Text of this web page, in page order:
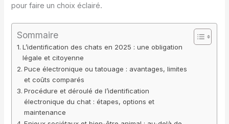
pour faire un choix éclairé.
Sommaire
L’identification des chats en 2025 : une obligation
légale et citoyenne
Puce électronique ou tatouage : avantages, limites
et coûts comparés
Procédure et déroulé de l’identification
électronique du chat : étapes, options et
maintenance